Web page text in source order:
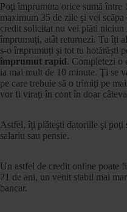
Poţi împrumuta orice sumă între
maximum 35 de zile şi vei
credit solicitat nu vei plăti niciun
împrumuți, atât returnezi. Tu îți
s-o împrumuți și tot tu hotărăști
împrumut rapid. Completezi o
ia mai mult de 10 minute. Ţi se
pe care trebuie să o trimiţi pe
vor fi viraţi în cont în doar
Astfel, îţi plăteşti datoriile şi poţi
salariu sau pensie.
Un astfel de credit online poate
21 de ani, un venit stabil mai
bancar.